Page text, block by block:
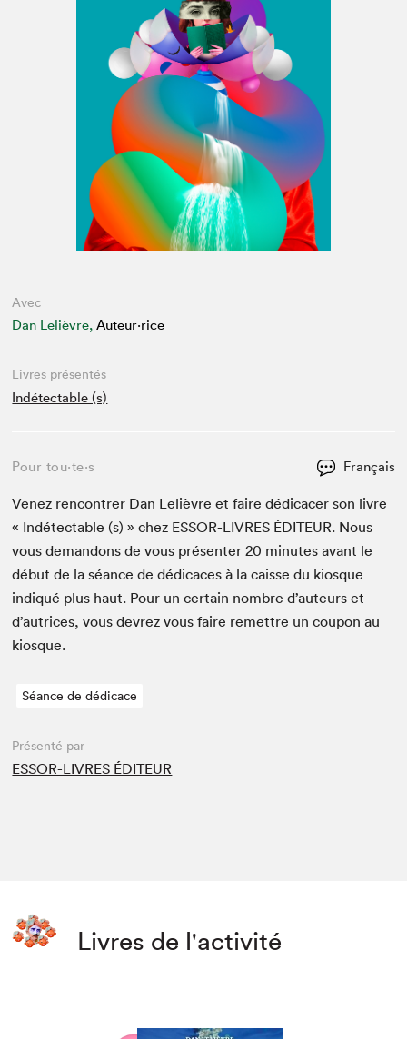
Avec
Dan Lelièvre, Auteur·rice
Livres présentés
Indétectable (s)
Pour tou⋅te⋅s Français
Venez ren­con­tr­er Dan Lelièvre et faire dédi­cac­er son livre
« Indé­tectable (s) » chez ESSOR-LIVRES ÉDI­TEUR. Nous
vous deman­dons de vous présen­ter20 min­utes avant le
début de la séance de dédi­caces à la caisse du kiosque
indiqué plus haut. Pour un cer­tain nom­bre d’auteurs et
d’autrices, vous devrez vous faire remet­tre un coupon au
kiosque.
Séance de dédicace
Présenté par
ESSOR-LIVRES ÉDITEUR
Livres de l'activité